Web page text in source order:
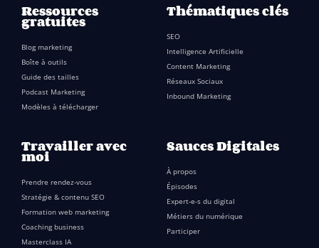
Ressources
gratuites
Blog marketing
Boîte à outils
Guide des tailles
Podcast Marketing
Modèles à télécharger
Thématiques clés
SEO
Intelligence Artificielle
Content Marketing
Réseaux Sociaux
Inbound Marketing
Travailler avec
moi
Prendre rendez-vous
Stratégie & contenu SEO
Formation web marketing
Coaching business
Masterclass IA
Sauces Digitales
À propos
Épisodes
Expert-e-s du digital
Métiers du numérique
Participer